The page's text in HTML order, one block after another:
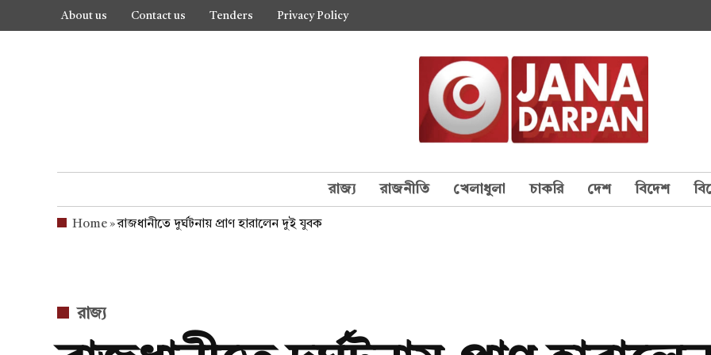
About us Contact us Tenders Privacy Policy
রাজ্য রাজনীতি খেলাধুলা চাকরি দেশ বিদেশ
Home»রাজধানীতে দুর্ঘটনায় প্রাণ হারালেন দুই যুবক
POSTED
রাজ্য